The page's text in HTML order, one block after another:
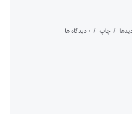
چاپ ۰ دیدگاه ها